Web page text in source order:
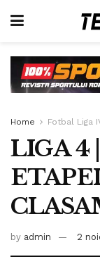
Home Fotbal Liga
LIGA 4
ETAPEI
by admin 2